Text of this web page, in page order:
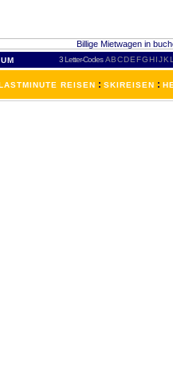
Billige Mietwagen in
3 Letter-Codes ABCDEFGH IJKL
REISEN : SKIREISEN :